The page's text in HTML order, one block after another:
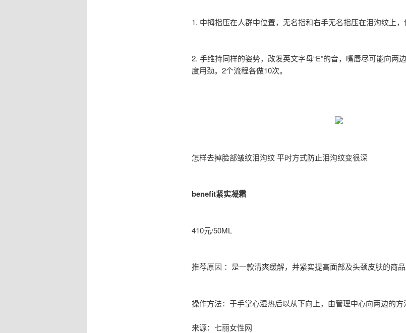
1. 中拇指压在人群中位置，无名指和右手无名指压在泪沟纹上，
2. 手维持同样的姿势，改发英文字母“E”的音，嘴唇尽可能向两
度用劲。2个流程各做10次。
怎样去掉脸部皱纹泪沟纹 平时方式防止泪沟纹变很深
benefit紧实凝霜
410元/50ML
推荐原因 ：是一款清爽缓解，并紧实提高面部及头颈皮肤的商品
操作方法：于手掌心湿热后以从下向上，由管理中心向两边的方
来源：七丽女性网